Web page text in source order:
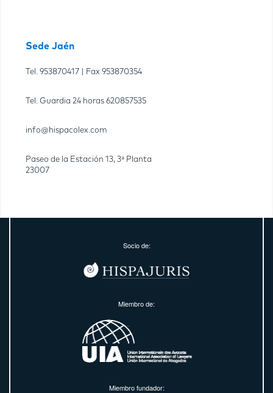
Sede Jaén
Tel. 953870417 | Fax 953870354
Tel. Guardia 24 horas 620857535
info@hispacolex.com
Paseo de la Estación 13, 3ª Planta
23007
Socio de:
Miembro de:
Miembro fundador: